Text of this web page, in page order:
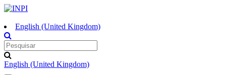
English (United Kingdom)
English (United Kingdom)